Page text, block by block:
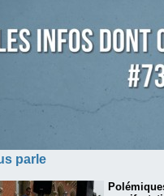
parle